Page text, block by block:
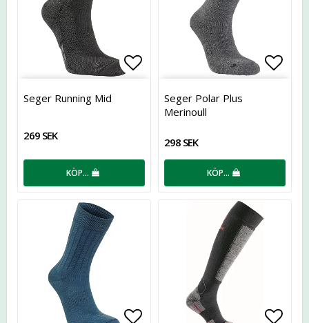
Lägg till i favoritlistan
Seger Running Mid
269 SEK
KÖP…
Seger Polar Plus
Merinoull
298 SEK
KÖP…